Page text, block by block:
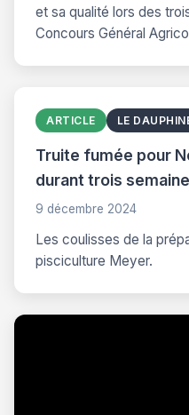
et sa qualité lors des
Concours Général
ARTICLE LE
Truite fumée pour
durant trois
9 décembre 2024
Les coulisses de la
pisciculture Meyer.